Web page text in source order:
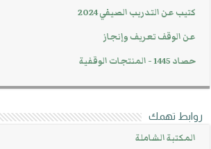
كتيب عن التدريب الصيفي 2024
عن الوقف تعريف وإنجاز
حصاد 1445 - المنتجات الوقفية
روابط تهمك
المكتبة الشاملة